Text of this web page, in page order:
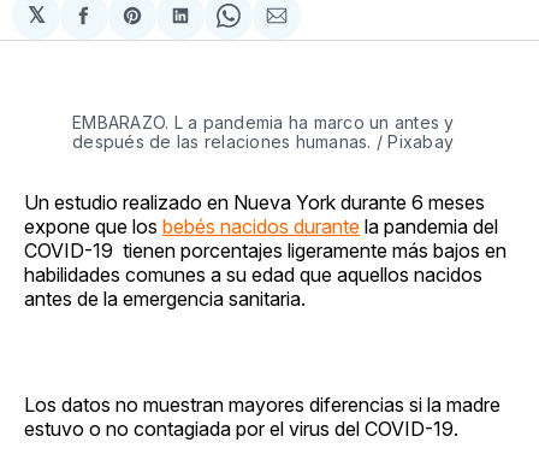
𝕏
Compartir
en
Share
on
Compartir
en
Share
on
Compartir
via
EMBARAZO. L a pandemia ha marco un antes y
después de las relaciones humanas. / Pixabay
Un estudio realizado en Nueva York durante 6 meses
expone que los bebés nacidos durante la pandemia del
COVID-19 tienen porcentajes ligeramente más bajos en
habilidades comunes a su edad que aquellos nacidos
antes de la emergencia sanitaria.
Los datos no muestran mayores diferencias si la madre
estuvo o no contagiada por el virus del COVID-19.